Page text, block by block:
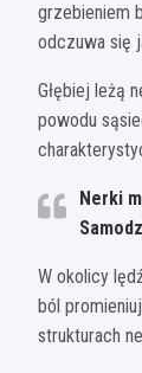
grzebieniem
odczuwa się
Głębiej leżą
powodu
Nerki
W okolicy
ból
strukturach